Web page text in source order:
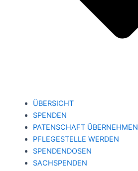
ÜBERSICHT
SPENDEN
PATENSCHAFT ÜBERNEHMEN
PFLEGESTELLE WERDEN
SPENDENDOSEN
SACHSPENDEN